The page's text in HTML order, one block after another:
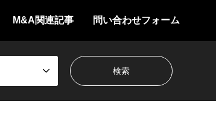
M&A関連記事 問い合わせフォーム